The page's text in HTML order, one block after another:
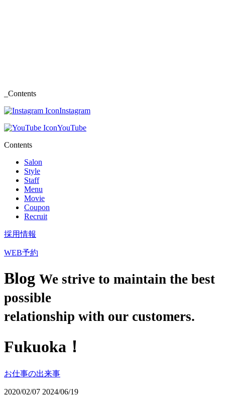
_Contents
Instagram
YouTube
Contents
Salon
Style
Staff
Menu
Movie
Coupon
Recruit
採用情報
WEB予約
Blog We strive to maintain the best
possible
relationship with our customers.
Fukuoka！
お仕事の出来事
2020/02/07 2024/06/19